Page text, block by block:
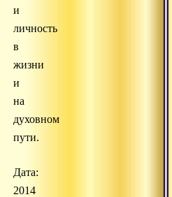
и
личность
в
жизни
и
на
духовном
пути.
Дата:
2014